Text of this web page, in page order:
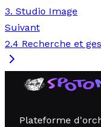
3. Studio Image
Suivant
2.4 Recherche et
Plateforme